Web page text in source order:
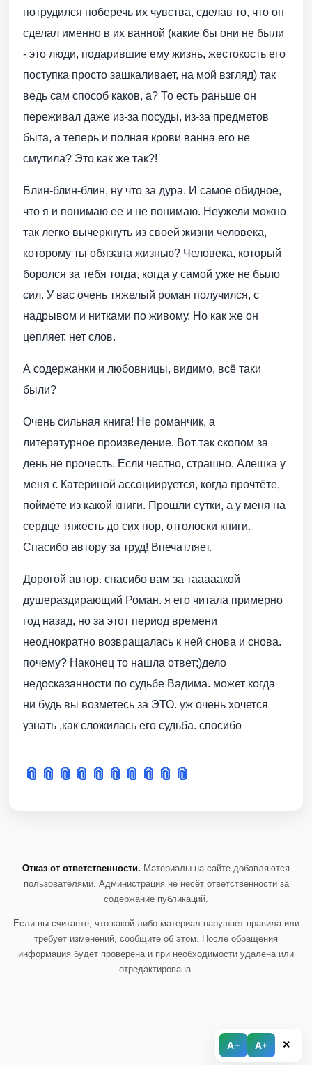
A− A+ ×
потрудился поберечь их чувства, сделав то, что он
сделал именно в их ванной (какие бы они не были
- это люди, подарившие ему жизнь, жестокость его
поступка просто зашкаливает, на мой взгляд) так
ведь сам способ каков, а? То есть раньше он
переживал даже из-за посуды, из-за предметов
быта, а теперь и полная крови ванна его не
смутила? Это как же так?!
Блин-блин-блин, ну что за дура. И самое обидное,
что я и понимаю ее и не понимаю. Неужели можно
так легко вычеркнуть из своей жизни человека,
которому ты обязана жизнью? Человека, который
боролся за тебя тогда, когда у самой уже не было
сил. У вас очень тяжелый роман получился, с
надрывом и нитками по живому. Но как же он
цепляет. нет слов.
А содержанки и любовницы, видимо, всё таки
были?
Очень сильная книга! Не романчик, а
литературное произведение. Вот так скопом за
день не прочесть. Если честно, страшно. Алешка у
меня с Катериной ассоциируется, когда прочтёте,
поймёте из какой книги. Прошли сутки, а у меня на
сердце тяжесть до сих пор, отголоски книги.
Спасибо автору за труд! Впечатляет.
Дорогой автор. спасибо вам за тааааакой
душераздирающий Роман. я его читала примерно
год назад, но за этот период времени
неоднократно возвращалась к ней снова и снова.
почему? Наконец то нашла ответ;)дело
недосказанности по судьбе Вадима. может когда
ни будь вы возметесь за ЭТО. уж очень хочется
узнать ,как сложилась его судьба. спосибо
📎 📎 📎 📎 📎 📎 📎 📎 📎 📎
Отказ от ответственности. Материалы на сайте добавляются
пользователями. Администрация не несёт ответственности за
содержание публикаций.
Если вы считаете, что какой-либо материал нарушает правила или
требует изменений, сообщите об этом. После обращения
информация будет проверена и при необходимости удалена или
отредактирована.